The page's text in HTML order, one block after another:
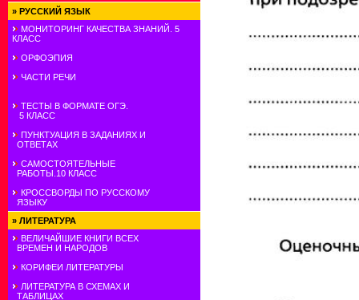
» РУССКИЙ ЯЗЫК
МОНИТОРИНГ КАЧЕСТВА ЗНАНИЙ. 5
КЛАСС
ОРФОЭПИЯ
ЧАСТИ РЕЧИ
ТЕСТЫ В ФОРМАТЕ ОГЭ.
5 КЛАСС
ПУНКТУАЦИЯ В ЗАДАНИЯХ И
ОТВЕТАХ
САМОСТОЯТЕЛЬНЫЕ
РАБОТЫ.10 КЛАСС
КРОССВОРДЫ ПО РУССКОМУ
ЯЗЫКУ
» ЛИТЕРАТУРА
ВЕЛИЧАЙШИЕ КНИГИ ВСЕХ
ВРЕМЕН И НАРОДОВ
КОРИФЕИ ЛИТЕРАТУРЫ
ЛИТЕРАТУРА В СХЕМАХ И
ТАБЛИЦАХ